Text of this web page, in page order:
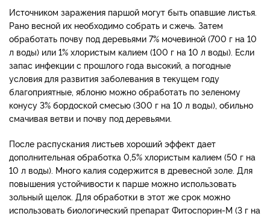
Источником заражения паршой могут быть опавшие листья.
Рано весной их необходимо собрать и сжечь. Затем
обработать почву под деревьями 7% мочевиной (700 г на 10
л воды) или 1% хлористым калием (100 г на 10 л воды). Если
запас инфекции с прошлого года высокий, а погодные
условия для развития заболевания в текущем году
благоприятные, яблоню можно обработать по зеленому
конусу 3% бордоской смесью (300 г на 10 л воды), обильно
смачивая ветви и почву под деревьями.
После распускания листьев хороший эффект дает
дополнительная обработка 0,5% хлористым калием (50 г на
10 л воды). Много калия содержится в древесной золе. Для
повышения устойчивости к парше можно использовать
зольный щелок. Для обработки в этот же срок можно
использовать биологический препарат Фитоспорин-М (3 г на